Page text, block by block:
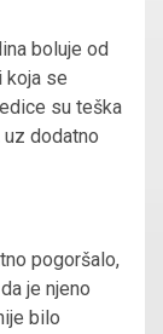
boluje od
koja se
su teška
dodatno
pogoršalo,
je njeno
bilo